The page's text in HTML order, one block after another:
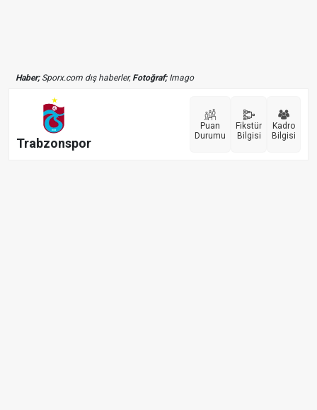
Haber;Sporx.com dış haberler,Fotoğraf;Imago
Trabzonspor
Puan
Durumu
Fikstür
Bilgisi
Kadro
Bilgisi